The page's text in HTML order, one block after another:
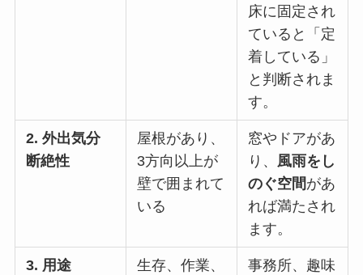
床に固定され
ていると「定
着している」
と判断されま
す。
2. 外出気分
断絶性
屋根があり、
3方向以上が
壁で囲まれて
いる
窓やドアがあ
り、 風雨をし
のぐ空間があ
れば満たされ
ます。
3. 用途
生存、作業、
事務所、趣味